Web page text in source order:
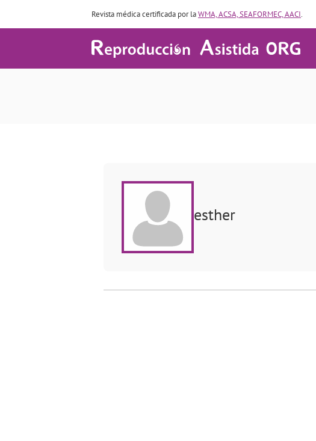
Revista médica certificada por laWMA, ACSA, SEAFORMEC, AACI.
esther